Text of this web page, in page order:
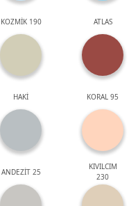
KOZMİK 190 ATLAS
HAKİ KORAL 95
ANDEZİT 25
KIVILCIM
230